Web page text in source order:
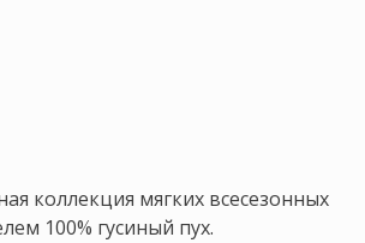
коллекция мягких всесезонных
100% гусиный пух.